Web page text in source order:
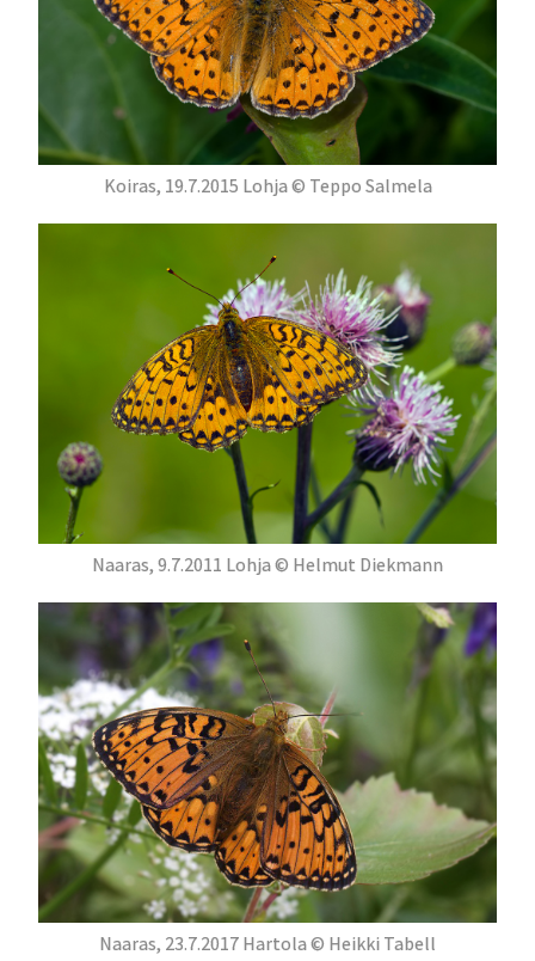
Koiras, 19.7.2015 Lohja © Teppo Salmela
Naaras, 9.7.2011 Lohja © Helmut Diekmann
Naaras, 23.7.2017 Hartola © Heikki Tabell